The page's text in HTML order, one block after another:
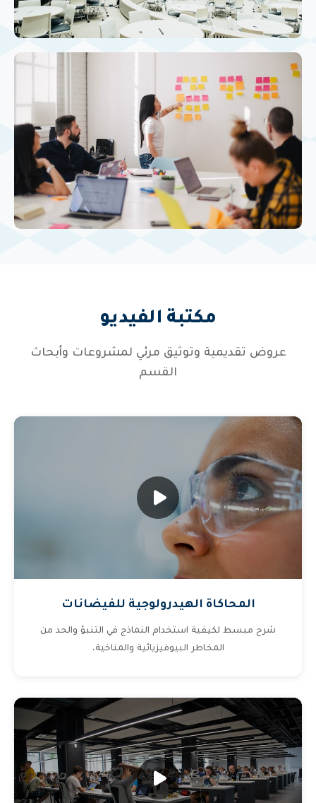
مكتبة الفيديو
عروض تقديمية وتوثيق مرئي لمشروعات وأبحاث
القسم
المحاكاة الهيدرولوجية للفيضانات
شرح مبسط لكيفية استخدام النماذج في التنبؤ والحد من
المخاطر البيوفيزيائية والمناخية.